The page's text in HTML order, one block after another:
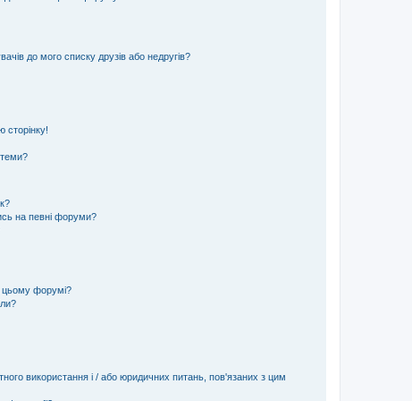
до мого списку друзів або недругів?
сторінку!
теми?
на певні форуми?
цьому форумі?
використання і / або юридичних питань, пов'язаних з цим